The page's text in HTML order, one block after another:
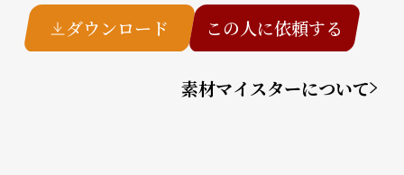
ダウンロード この人に依頼する
素材マイスターについて